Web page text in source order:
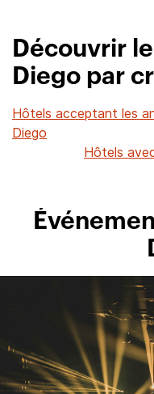
Découvrir
Diego par
Hôtels acceptant les
Diego
Hôtels